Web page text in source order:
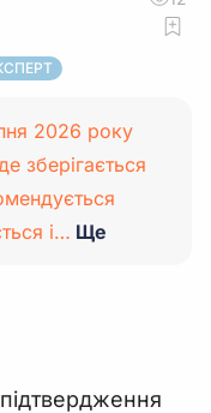
2026 року
зберігається
і… Ще